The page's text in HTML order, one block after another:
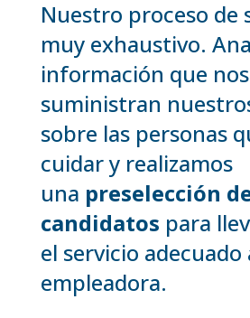
Nuestro proceso de
muy exhaustivo.
información que nos
suministran
sobre las personas
cuidar y realizamos
una preselección
candidatos para
el servicio
empleadora.